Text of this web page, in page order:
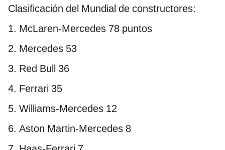
Clasificación del Mundial de constructores:
1. McLaren-Mercedes 78 puntos
2. Mercedes 53
3. Red Bull 36
4. Ferrari 35
5. Williams-Mercedes 12
6. Aston Martin-Mercedes 8